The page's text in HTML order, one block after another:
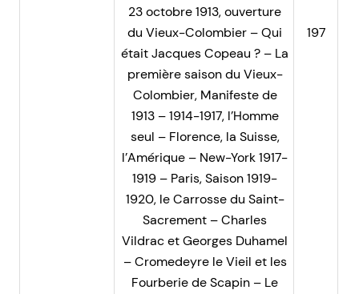
23 octobre 1913, ouverture
du Vieux-Colombier – Qui
était Jacques Copeau ? – La
première saison du Vieux-
Colombier, Manifeste de
1913 – 1914-1917, l’Homme
seul – Florence, la Suisse,
l’Amérique – New-York 1917-
1919 – Paris, Saison 1919-
1920, le Carrosse du Saint-
Sacrement – Charles
Vildrac et Georges Duhamel
– Cromedeyre le Vieil et les
Fourberie de Scapin – Le
197